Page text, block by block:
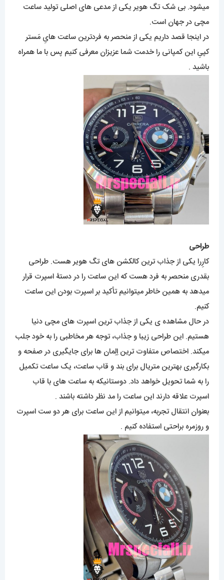
میشود. بی شک تگ هویر یکی از مدعی های اصلی تولید ساعت
مچی در جهان است.
در اینجا قصد داریم یکی از منحصر به فردترین ساعت هایِ مَستر
کپیِ این کمپانی را خدمت شما عزیزان معرفی کنیم پس با ما همراه
باشید .
طراحی
کارِرا یکی از جذاب ترین کالکشن های تگ هویر هست. طراحی
بقدری منحصر به فرد هست که این ساعت را در دستۀ اسپرت قرار
میدهد به همین خاطر میتوانیم تأکید بر اسپرت بودن این ساعت
کنیم.
در حال مشاهده ی یکی از جذاب ترین اسپرت های مچی دنیا
هستیم. این طراحی زیبا و جذاب، توجه هر مخاطبی را به خود جلب
میکند. اختصاص متفاوت ترین اِلِمان ها برای جایگیری در صفحه و
بکارگیری بهترین متریال برای بند و قاب ساعت، یک ساعت تکمیل
را به شما تحویل خواهد داد. دوستانیکه به ساعت های با قاب
اسپرت علاقه دارند این ساعت را مد نظر داشته باشند .
بعنوان انتقال تجربه، میتوانیم از این ساعت برای هر دو ست اسپرت
و روزمره براحتی استفاده کنیم .